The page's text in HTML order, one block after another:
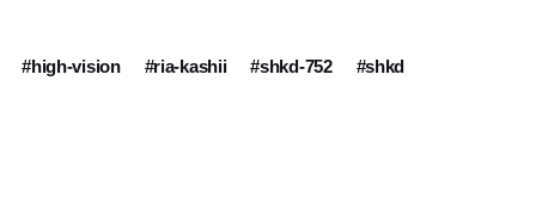
#high-vision #ria-kashii #shkd-752
#shkd